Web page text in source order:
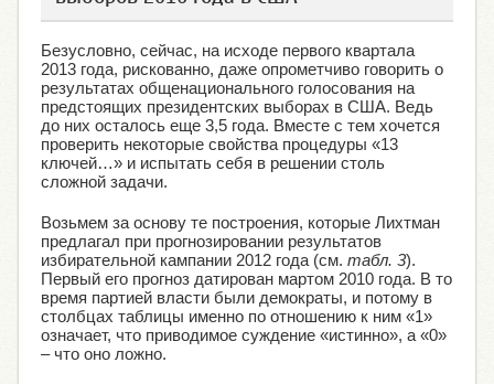
Безусловно, сейчас, на исходе первого квартала
2013 года, рискованно, даже опрометчиво говорить о
результатах общенационального голосования на
предстоящих президентских выборах в США. Ведь
до них осталось еще 3,5 года. Вместе с тем хочется
проверить некоторые свойства процедуры «13
ключей…» и испытать себя в решении столь
сложной задачи.
Возьмем за основу те построения, которые Лихтман
предлагал при прогнозировании результатов
избирательной кампании 2012 года (см. табл. 3).
Первый его прогноз датирован мартом 2010 года. В то
время партией власти были демократы, и потому в
столбцах таблицы именно по отношению к ним «1»
означает, что приводимое суждение «истинно», а «0»
– что оно ложно.